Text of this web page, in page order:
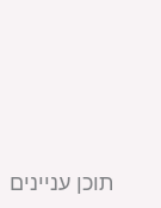
תוכן עניינים